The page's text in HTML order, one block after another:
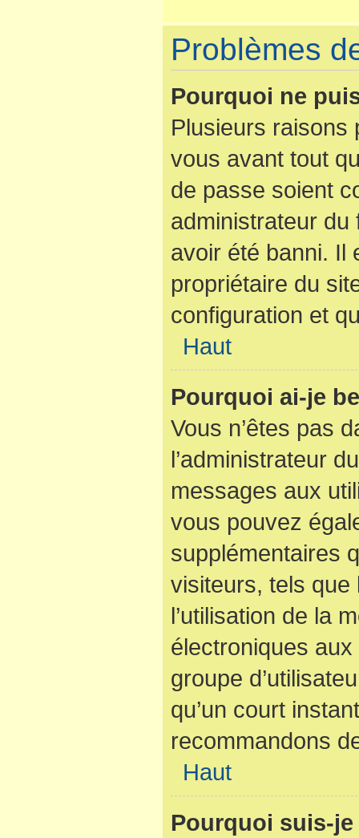
Problèmes
Pourquoi ne
Plusieurs raisons
vous avant tout
de passe soient
administrateur
avoir été banni. Il
propriétaire du
configuration et
Haut
Pourquoi ai-je
Vous n’êtes pas
l’administrateur
messages aux
vous pouvez
supplémentaires
visiteurs, tels que
l’utilisation de la
électroniques aux
groupe
qu’un court
recommandons
Haut
Pourquoi suis-